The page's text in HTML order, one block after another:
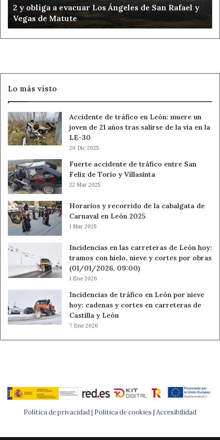
nivel
2
y
Ángeles
de
San
Rafael
y
Vegas
Matute
2 y obliga a evacuar Los Ángeles de San Rafael y
Vegas de Matute
Lo más visto
Accidente de tráfico en León: muere un
joven de 21 años tras salirse de la vía en la
LE-30
20 Dic 2025
Fuerte accidente de tráfico entre San
Feliz de Torío y Villasinta
22 Mar 2025
Horarios y recorrido de la cabalgata de
Carnaval en León 2025
1 Mar 2025
Incidencias en las carreteras de León hoy:
tramos con hielo, nieve y cortes por obras
(01/01/2026, 09:00)
1 Ene 2026
Incidencias de tráfico en León por nieve
hoy: cadenas y cortes en carreteras de
Castilla y León
7 Ene 2026
Política de privacidad | Política de cookies | Accesibilidad